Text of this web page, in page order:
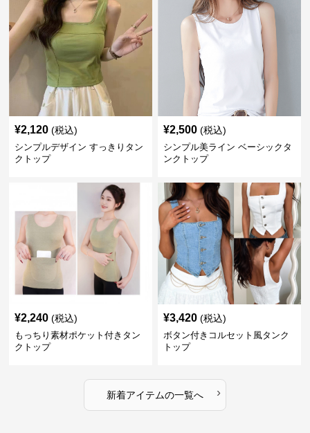
¥2,120 (税込)
シンプルデザイン すっきりタン
クトップ
¥2,500 (税込)
シンプル美ライン ベーシックタ
ンクトップ
¥2,240 (税込)
もっちり素材ポケット付きタン
クトップ
¥3,420 (税込)
ボタン付きコルセット風タンク
トップ
新着アイテムの一覧へ ›